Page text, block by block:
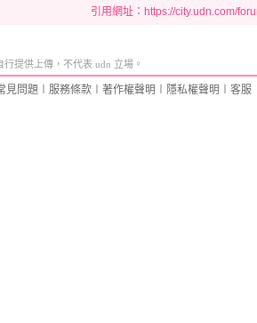
引用網址：https://city.udn.com/
提供上傳，不代表 udn 立場。
見問題 服務條款 著作權聲明 隱私權聲明 客服